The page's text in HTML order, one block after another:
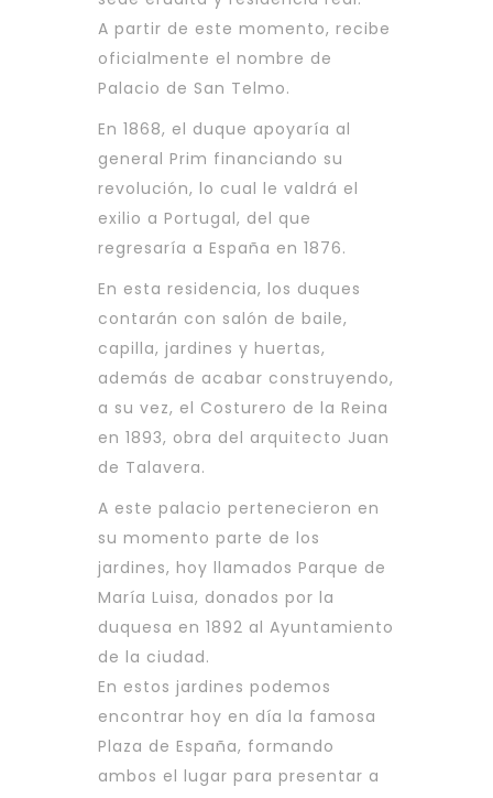
A partir de este momento, recibe
oficialmente el nombre de
Palacio de San Telmo.
En 1868, el duque apoyaría al
general Prim financiando su
revolución, lo cual le valdrá el
exilio a Portugal, del que
regresaría a España en 1876.
En esta residencia, los duques
contarán con salón de baile,
capilla, jardines y huertas,
además de acabar construyendo,
a su vez, el Costurero de la Reina
en 1893, obra del arquitecto Juan
de Talavera.
A este palacio pertenecieron en
su momento parte de los
jardines, hoy llamados Parque de
María Luisa, donados por la
duquesa en 1892 al Ayuntamiento
de la ciudad.
En estos jardines podemos
encontrar hoy en día la famosa
Plaza de España, formando
ambos el lugar para presentar a